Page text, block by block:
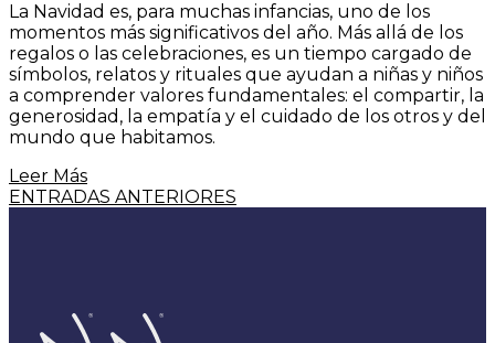
La Navidad es, para muchas infancias, uno de los
momentos más significativos del año. Más allá de los
regalos o las celebraciones, es un tiempo cargado de
símbolos, relatos y rituales que ayudan a niñas y niños
a comprender valores fundamentales: el compartir, la
generosidad, la empatía y el cuidado de los otros y del
mundo que habitamos.
Leer Más
ENTRADAS ANTERIORES
Home